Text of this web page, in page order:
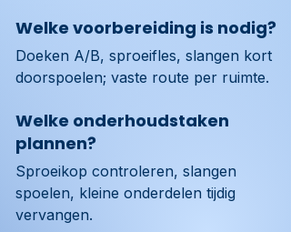
Welke voorbereiding is nodig?
Doeken A/B, sproeifles, slangen kort
doorspoelen; vaste route per ruimte.
Welke onderhoudstaken
plannen?
Sproeikop controleren, slangen
spoelen, kleine onderdelen tijdig
vervangen.